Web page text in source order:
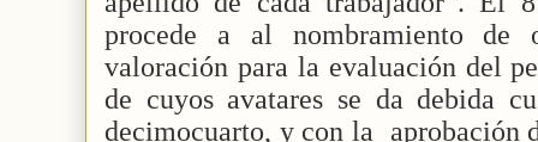
procede a al nombramiento de
valoración para la evaluación del
de cuyos avatares se da debida
decimocuarto, y con la
aprobación